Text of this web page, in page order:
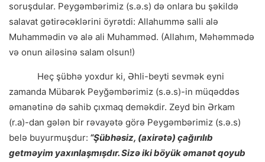
soruşdular. Peygəmbərimiz (s.ə.s) də onlara bu şəkildə
salavat gətirəcəklərini öyrətdi: Allahummə salli alə
Muhammədin və alə ali Muhamməd. (Allahım, Məhəmmədə
və onun ailəsinə salam olsun!)
Heç şübhə yoxdur ki, Əhli-beyti sevmək eyni
zamanda Mübarək Peyğəmbərimiz (s.ə.s)-in müqəddəs
əmanətinə də sahib çıxmaq deməkdir. Zeyd bin Ərkam
(r.a)-dan gələn bir rəvayətə görə Peygəmbərimiz (s.ə.s)
belə buyurmuşdur: “Şübhəsiz, (axirətə) çağırılıb
getməyim yaxınlaşmışdır. Sizə iki böyük əmanət qoyub